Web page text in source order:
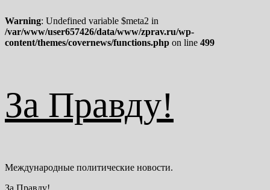
Warning: Undefined variable $meta2 in
/var/www/user657426/data/www/zprav.ru/wp-
content/themes/covernews/functions.php on line 499
к
содержимому
За Правду!
Международные политические новости.
Основное
За Правду!